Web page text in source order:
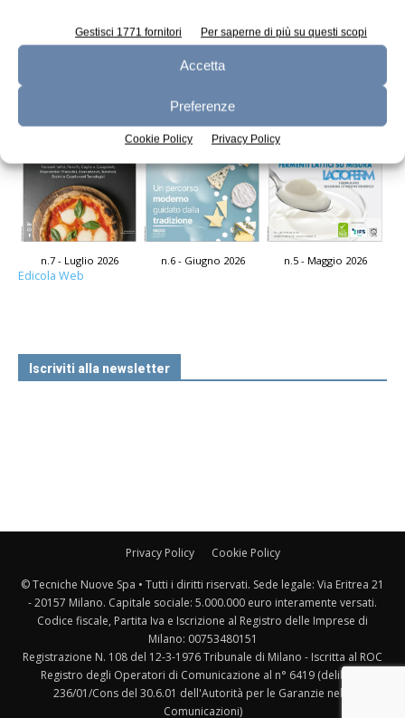
Gestisci 1771 fornitori Per saperne di più su questi scopi
Accetta
Preferenze
Cookie Policy Privacy Policy
n.7 - Luglio 2026 n.6 - Giugno 2026 n.5 - Maggio 2026
Edicola Web
Iscriviti alla newsletter
Privacy Policy Cookie Policy
© Tecniche Nuove Spa • Tutti i diritti riservati. Sede legale: Via Eritrea 21
- 20157 Milano. Capitale sociale: 5.000.000 euro interamente versati.
Codice fiscale, Partita Iva e Iscrizione al Registro delle Imprese di
Milano: 00753480151
Registrazione N. 108 del 12-3-1976 Tribunale di Milano - Iscritta al ROC
Registro degli Operatori di Comunicazione al n° 6419 (delibera
236/01/Cons del 30.6.01 dell'Autorità per le Garanzie nelle
Comunicazioni)